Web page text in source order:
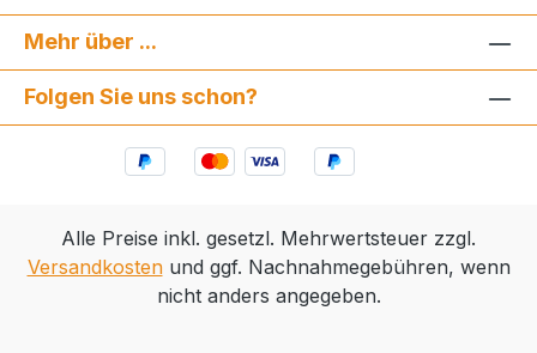
Mehr über ...
Folgen Sie uns schon?
Alle Preise inkl. gesetzl. Mehrwertsteuer zzgl.
Versandkostenund ggf. Nachnahmegebühren, wenn
nicht anders angegeben.